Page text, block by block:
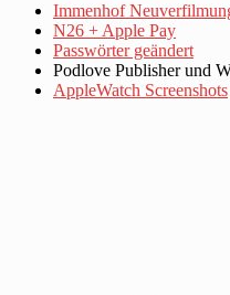
Immenhof
N26 + Apple Pay
Passwörter geändert
Podlove Publisher und
AppleWatch Screenshots